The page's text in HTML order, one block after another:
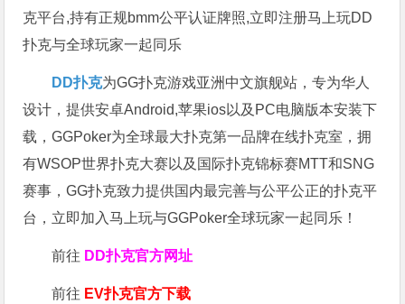
克平台,持有正规bmm公平认证牌照,立即注册马上玩DD
扑克与全球玩家一起同乐
DD扑克为GG扑克游戏亚洲中文旗舰站，专为华人
设计，提供安卓Android,苹果ios以及PC电脑版本安装下
载，GGPoker为全球最大扑克第一品牌在线扑克室，拥
有WSOP世界扑克大赛以及国际扑克锦标赛MTT和SNG
赛事，GG扑克致力提供国内最完善与公平公正的扑克平
台，立即加入马上玩与GGPoker全球玩家一起同乐！
前往 DD扑克官方网址
前往 EV扑克官方下载